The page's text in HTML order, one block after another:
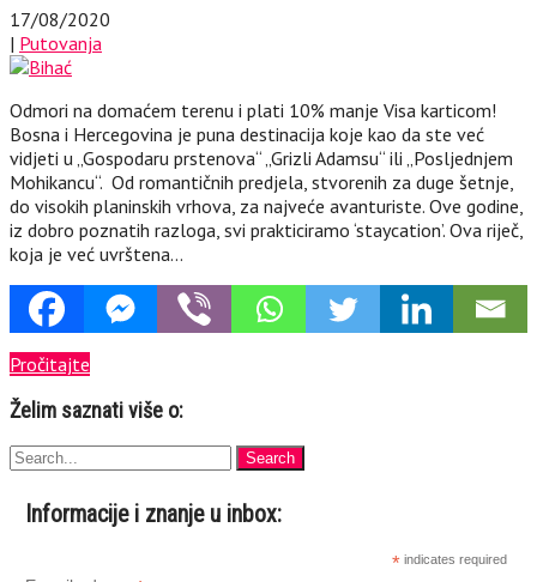
17/08/2020
| Putovanja
Odmori na domaćem terenu i plati 10% manje Visa karticom!
Bosna i Hercegovina je puna destinacija koje kao da ste već
vidjeti u „Gospodaru prstenova“ „Grizli Adamsu“ ili „Posljednjem
Mohikancu“. Od romantičnih predjela, stvorenih za duge šetnje,
do visokih planinskih vrhova, za najveće avanturiste. Ove godine,
iz dobro poznatih razloga, svi prakticiramo ‘staycation’. Ova riječ,
koja je već uvrštena…
Pročitajte
Želim saznati više o:
Informacije i znanje u inbox:
* indicates required